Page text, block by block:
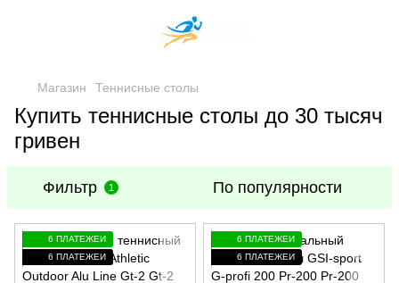
Магазин Теннисные столы
Купить теннисные столы до 30 тысяч
гривен
Фильтр 1 По популярности
6 ПЛАТЕЖЕЙ
6 ПЛАТЕЖЕЙ
6 ПЛАТЕЖЕЙ
6 ПЛАТЕЖЕЙ